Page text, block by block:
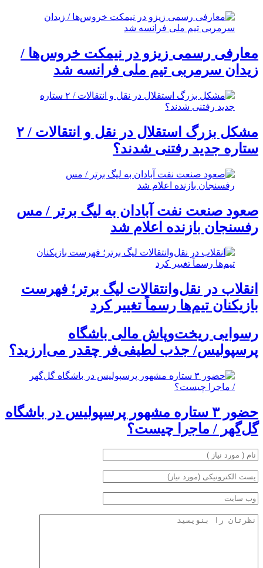
معارفی رسمی زیزو در نیمکت خروس‌ها /
زیدان سرمربی تیم ملی فرانسه شد
مشکل بزرگ استقلال در نقل و انتقالات / ۲
ستاره جدید رفتنی شدند؟
صعود صنعت نفت آبادان به لیگ برتر / مس
رفسنجان بازنده اعلام شد
انقلاب در نقل‌وانتقالات لیگ برتر؛ فهرست
بازیکنان تیم‌ها رسماً تغییر کرد
رسوایی ریخت‌وپاش مالی باشگاه
پرسپولیس/ جذب لطیفی‌فر چقدر می‌ارزید؟
حضور ۳ ستاره مشهور پرسپولیس در باشگاه
گل‌گهر / ماجرا چیست؟